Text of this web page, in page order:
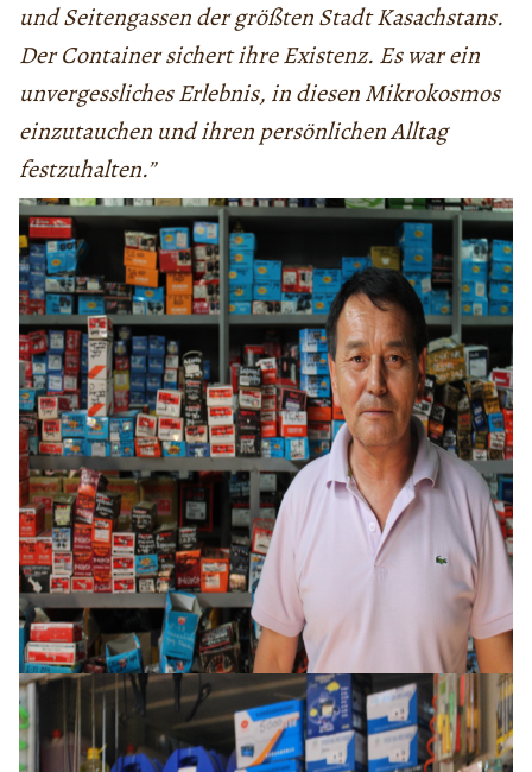
und Seitengassen der größten Stadt Kasachstans.
Der Container sichert ihre Existenz. Es war ein
unvergessliches Erlebnis, in diesen Mikrokosmos
einzutauchen und ihren persönlichen Alltag
festzuhalten.”